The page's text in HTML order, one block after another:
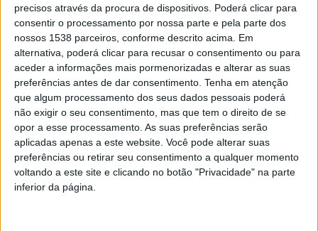
precisos através da procura de dispositivos. Poderá clicar para
consentir o processamento por nossa parte e pela parte dos
nossos 1538 parceiros, conforme descrito acima. Em
alternativa, poderá clicar para recusar o consentimento ou para
aceder a informações mais pormenorizadas e alterar as suas
preferências antes de dar consentimento. Tenha em atenção
que algum processamento dos seus dados pessoais poderá
não exigir o seu consentimento, mas que tem o direito de se
opor a esse processamento. As suas preferências serão
aplicadas apenas a este website. Você pode alterar suas
preferências ou retirar seu consentimento a qualquer momento
voltando a este site e clicando no botão "Privacidade" na parte
inferior da página.
junto do Município e da BragaHabit necessidades de
acesso a uma habitação condigna”.
João Rodrigues explica, ainda, que “surgiu também a
necessidade de melhorar a operacionalização das
soluções a implementar para os agregados em lista de
espera, centrada na BragaHabit, ao mesmo tempo que
também identificámos um universo mais abrangente de
beneficiários diretos”.